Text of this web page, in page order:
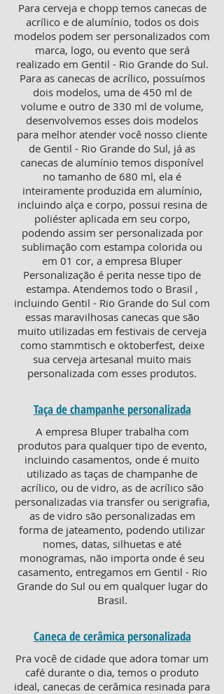
Para cerveja e chopp temos canecas de
acrílico e de alumínio, todos os dois
modelos podem ser personalizados com
marca, logo, ou evento que será
realizado em Gentil - Rio Grande do Sul.
Para as canecas de acrílico, possuímos
dois modelos, uma de 450 ml de
volume e outro de 330 ml de volume,
desenvolvemos esses dois modelos
para melhor atender você nosso cliente
de Gentil - Rio Grande do Sul, já as
canecas de alumínio temos disponível
no tamanho de 680 ml, ela é
inteiramente produzida em alumínio,
incluindo alça e corpo, possui resina de
poliéster aplicada em seu corpo,
podendo assim ser personalizada por
sublimação com estampa colorida ou
em 01 cor, a empresa Bluper
Personalização é perita nesse tipo de
estampa. Atendemos todo o Brasil ,
incluindo Gentil - Rio Grande do Sul com
essas maravilhosas canecas que são
muito utilizadas em festivais de cerveja
como stammtisch e oktoberfest, deixe
sua cerveja artesanal muito mais
personalizada com esses produtos.
Taça de champanhe personalizada
A empresa Bluper trabalha com
produtos para qualquer tipo de evento,
incluindo casamentos, onde é muito
utilizado as taças de champanhe de
acrílico, ou de vidro, as de acrílico são
personalizadas via transfer ou serigrafia,
as de vidro são personalizadas em
forma de jateamento, podendo utilizar
nomes, datas, silhuetas e até
monogramas, não importa onde é seu
casamento, entregamos em Gentil - Rio
Grande do Sul ou em qualquer lugar do
Brasil.
Caneca de cerâmica personalizada
Pra você de cidade que adora tomar um
café durante o dia, temos o produto
ideal, canecas de cerâmica resinada para